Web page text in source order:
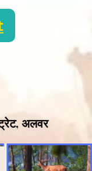
अलवर